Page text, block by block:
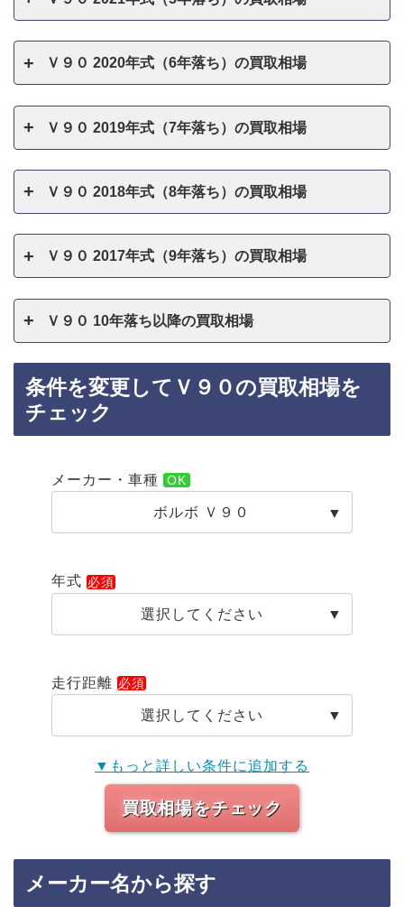
Ｖ９０ 2020年式（6年落ち）の買取相場
Ｖ９０ 2019年式（7年落ち）の買取相場
Ｖ９０ 2018年式（8年落ち）の買取相場
Ｖ９０ 2017年式（9年落ち）の買取相場
Ｖ９０ 10年落ち以降の買取相場
条件を変更してＶ９０の買取相場を
チェック
メーカー・車種
ボルボ Ｖ９０
年式
選択してください
走行距離
選択してください
▼もっと詳しい条件に追加する
買取相場をチェック
メーカー名から探す